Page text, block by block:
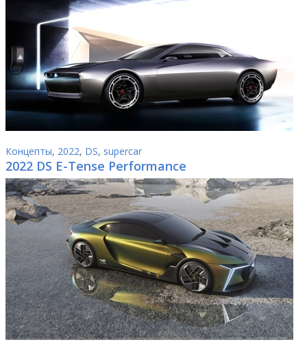
Концепты, 2022, DS, supercar
2022 DS E-Tense Performance